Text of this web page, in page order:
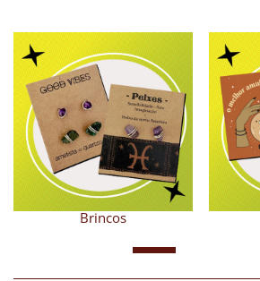
Colares